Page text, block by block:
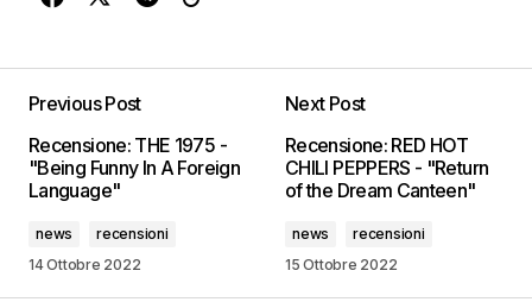
Previous Post
Recensione: THE 1975 -
"Being Funny In A Foreign
Language"
news
recensioni
14 Ottobre 2022
Next Post
Recensione: RED HOT
CHILI PEPPERS - "Return
of the Dream Canteen"
news
recensioni
15 Ottobre 2022